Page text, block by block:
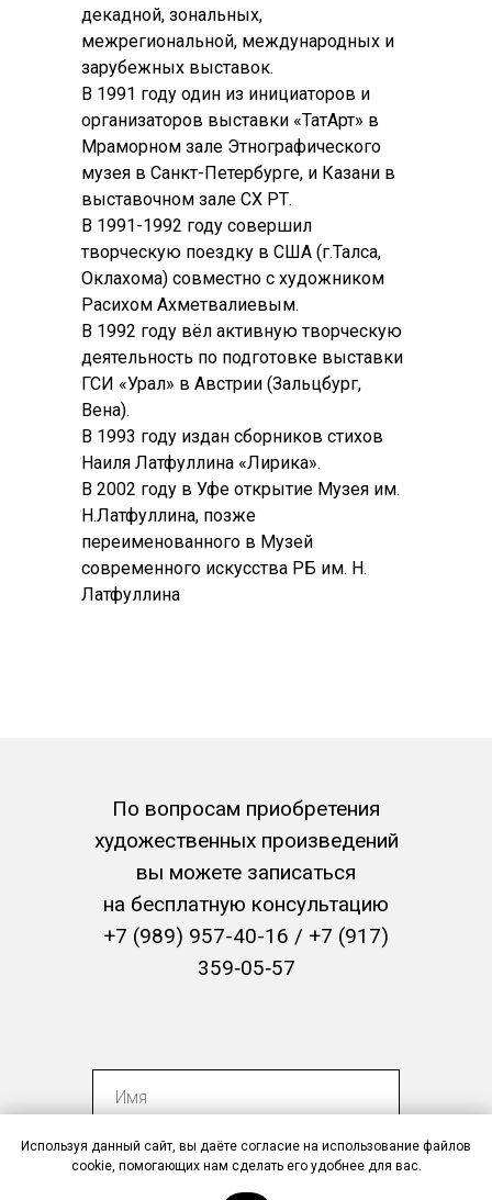
декадной, зональных,
межрегиональной, международных и
зарубежных выставок.
В 1991 году один из инициаторов и
организаторов выставки «ТатАрт» в
Мраморном зале Этнографического
музея в Санкт-Петербурге, и Казани в
выставочном зале СХ РТ.
В 1991-1992 году совершил
творческую поездку в США (г.Талса,
Оклахома) совместно с художником
Расихом Ахметвалиевым.
В 1992 году вёл активную творческую
деятельность по подготовке выставки
ГСИ «Урал» в Австрии (Зальцбург,
Вена).
В 1993 году издан сборников стихов
Наиля Латфуллина «Лирика».
В 2002 году в Уфе открытие Музея им.
Н.Латфуллина, позже
переименованного в Музей
современного искусства РБ им. Н.
Латфуллина
+7 (347) 273-17-71
+7
По вопросам приобретения
художественных произведений
вы можете записаться
на бесплатную консультацию
+7 (989) 957-40-16 / +7 (917)
359‑05‑57
Используя данный сайт, вы даёте согласие на использование файлов
cookie, помогающих нам сделать его удобнее для вас.